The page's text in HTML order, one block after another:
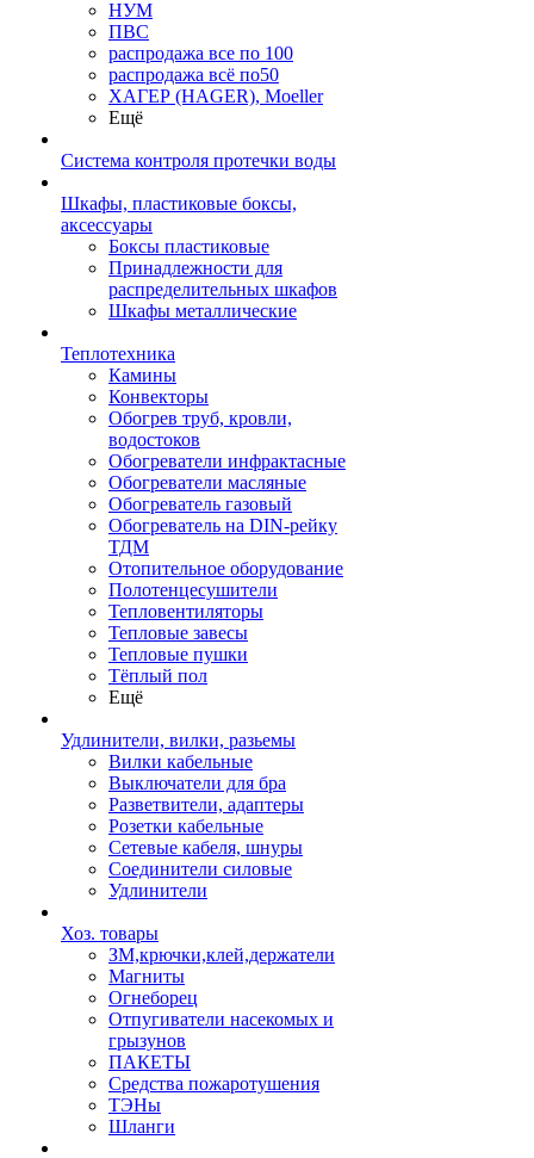
НУМ
ПВС
распродажа все по 100
распродажа всё по50
ХАГЕР (HAGER), Moeller
Ещё
Система контроля протечки воды
Шкафы, пластиковые боксы,
аксессуары
Боксы пластиковые
Принадлежности для
распределительных шкафов
Шкафы металлические
Теплотехника
Камины
Конвекторы
Обогрев труб, кровли,
водостоков
Обогреватели инфрактасные
Обогреватели масляные
Обогреватель газовый
Обогреватель на DIN-рейку
ТДМ
Отопительное оборудование
Полотенцесушители
Тепловентиляторы
Тепловые завесы
Тепловые пушки
Тёплый пол
Ещё
Удлинители, вилки, разьемы
Вилки кабельные
Выключатели для бра
Разветвители, адаптеры
Розетки кабельные
Сетевые кабеля, шнуры
Соединители силовые
Удлинители
Хоз. товары
ЗМ,крючки,клей,держатели
Магниты
Огнеборец
Отпугиватели насекомых и
грызунов
ПАКЕТЫ
Средства пожаротушения
ТЭНы
Шланги